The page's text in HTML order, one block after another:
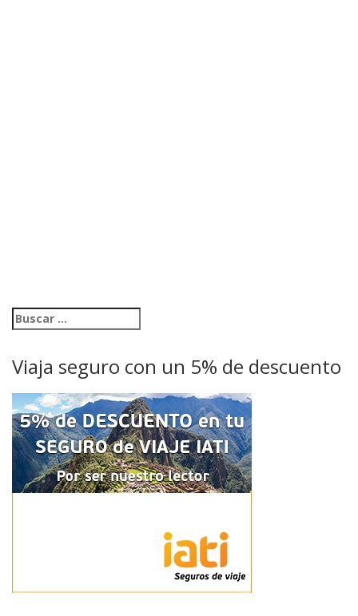
Viaja seguro con un 5% de descuento